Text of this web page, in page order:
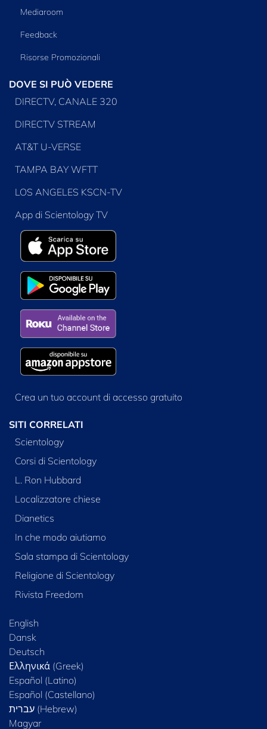
Mediaroom
Feedback
Risorse Promozionali
DOVE SI PUÒ VEDERE
DIRECTV, CANALE 320
DIRECTV STREAM
AT&T U-VERSE
TAMPA BAY WFTT
LOS ANGELES KSCN-TV
App di Scientology TV
Crea un tuo account di accesso gratuito
SITI CORRELATI
Scientology
Corsi di Scientology
L. Ron Hubbard
Localizzatore chiese
Dianetics
In che modo aiutiamo
Sala stampa di Scientology
Religione di Scientology
Rivista Freedom
English
Dansk
Deutsch
Ελληνικά (Greek)
Español (Latino)
Español (Castellano)
Magyar